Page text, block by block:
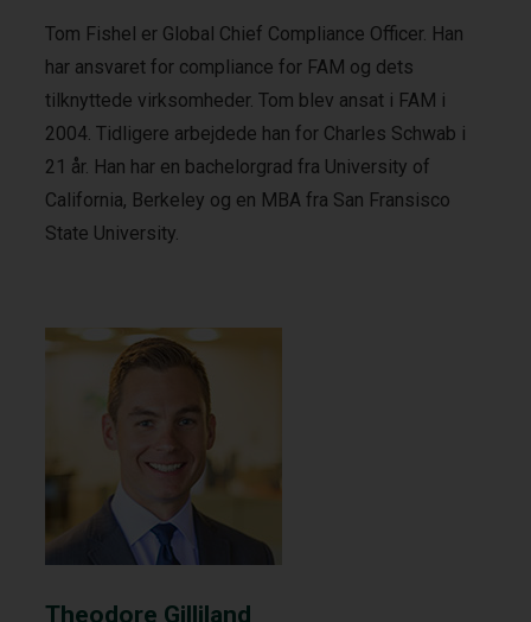
Tom Fishel er Global Chief Compliance Officer. Han
har ansvaret for compliance for FAM og dets
tilknyttede virksomheder. Tom blev ansat i FAM i
2004. Tidligere arbejdede han for Charles Schwab i
21 år. Han har en bachelorgrad fra University of
California, Berkeley og en MBA fra San Fransisco
State University.
Theodore Gilliland